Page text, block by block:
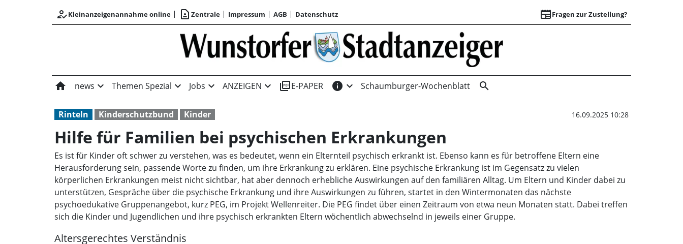
how_to_regKleinanzeigenannahme online contact_page Zentrale Impressum AGB Datenschutz newspaperFragen zur Zustellung?
Hilfe für Familien
home news expand_more Themen Spezial expand_more Jobs expand_more ANZEIGEN expand_more picture_as_pdfE-PAPER info expand_more Schaumburger-Wochenblatt search
Rinteln Kinderschutzbund Kinder 16.09.2025 10:28
Hilfe für Familien bei psychischen Erkrankungen
Es ist für Kinder oft schwer zu verstehen, was es bedeutet, wenn ein Elternteil psychisch erkrankt ist. Ebenso kann es für betroffene Eltern eine
Herausforderung sein, passende Worte zu finden, um ihre Erkrankung zu erklären. Eine psychische Erkrankung ist im Gegensatz zu vielen
körperlichen Erkrankungen meist nicht sichtbar, hat aber dennoch erhebliche Auswirkungen auf den familiären Alltag. Um Eltern und Kinder dabei zu
unterstützen, Gespräche über die psychische Erkrankung und ihre Auswirkungen zu führen, startet in den Wintermonaten das nächste
psychoedukative Gruppenangebot, kurz PEG, im Projekt Wellenreiter. Die PEG findet über einen Zeitraum von etwa neun Monaten statt. Dabei treffen
sich die Kinder und Jugendlichen und ihre psychisch erkrankten Eltern wöchentlich abwechselnd in jeweils einer Gruppe.
Altersgerechtes Verständnis